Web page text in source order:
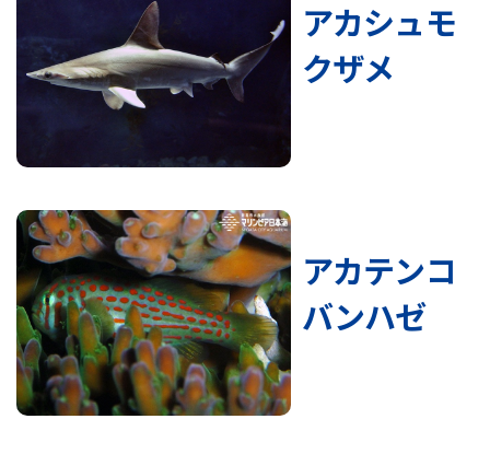
アカシュモ
クザメ
アカテンコ
バンハゼ